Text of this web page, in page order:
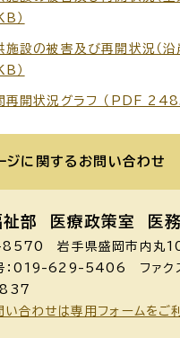
）
施設の被害及び再開状況（沿
）
再開状況グラフ （PDF
ジに関する お問い合わせ
祉部 医療政策室 医務
岩手県盛岡市内丸
：019-629-5406 ファク
い合わせは専用フォームをご